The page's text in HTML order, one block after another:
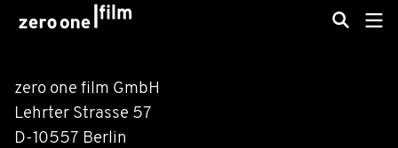
zero one film GmbH
Lehrter Strasse 57
D-10557 Berlin